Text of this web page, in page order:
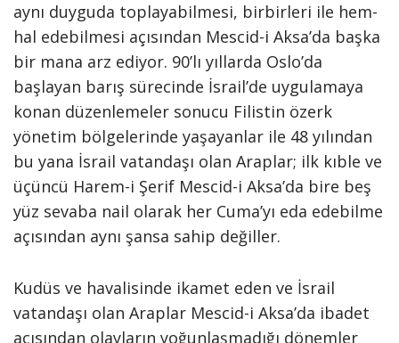
aynı duyguda toplayabilmesi, birbirleri ile hem­
hal edebilmesi açısından Mescid-i Aksa’da başka
bir mana arz ediyor. 90’lı yıllarda Oslo’da
başlayan barış sürecinde İsrail’de uygulamaya
konan düzenlemeler sonucu Filistin özerk
yönetim bölgelerinde yaşa­yanlar ile 48 yılından
bu yana İsra­il vatandaşı olan Araplar; ilk kıble ve
üçüncü Harem-i Şerif Mescid-i Aksa’da bire beş
yüz sevaba nail ola­rak her Cuma’yı eda edebilme
açı­sından aynı şansa sahip değiller.
Kudüs ve havalisinde ikamet eden ve İsrail
vatandaşı olan Arap­lar Mescid-i Aksa’da ibadet
açısından olayların yoğunlaşmadığı dönemler